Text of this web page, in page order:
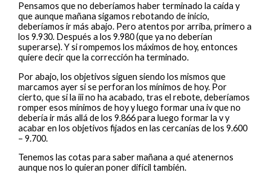
Pensamos que no deberíamos haber terminado la caída y
que aunque mañana sigamos rebotando de inicio,
deberíamos ir más abajo. Pero atentos por arriba, primero a
los 9.930. Después a los 9.980 (que ya no deberían
superarse). Y si rompemos los máximos de hoy, entonces
quiere decir que la corrección ha terminado.
Por abajo, los objetivos siguen siendo los mismos que
marcamos ayer si se perforan los mínimos de hoy. Por
cierto, que si la iii no ha acabado, tras el rebote, deberíamos
romper esos mínimos de hoy y luego formar una iv que no
debería ir más allá de los 9.866 para luego formar la v y
acabar en los objetivos fijados en las cercanías de los 9.600
– 9.700.
Tenemos las cotas para saber mañana a qué atenernos
aunque nos lo quieran poner difícil también.